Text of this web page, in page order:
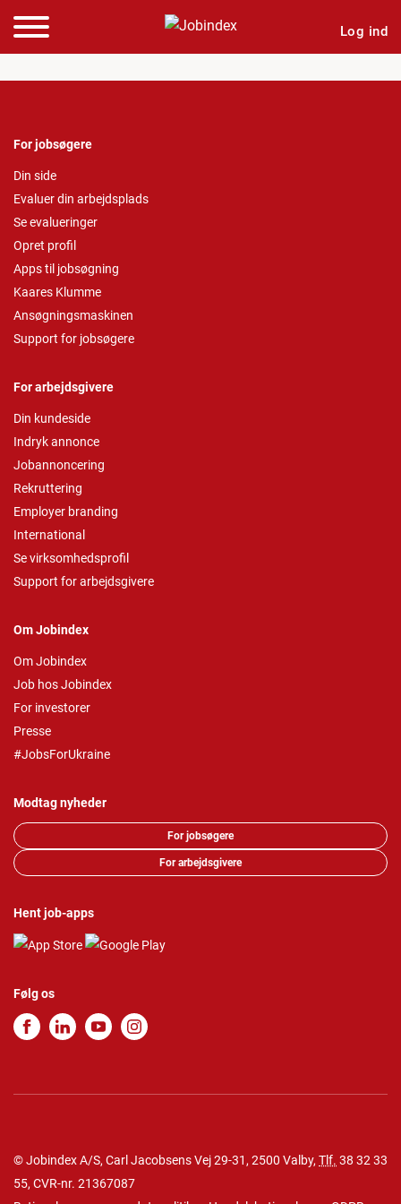
Log ind
For jobsøgere
Din side
Evaluer din arbejdsplads
Se evalueringer
Opret profil
Apps til jobsøgning
Kaares Klumme
Ansøgningsmaskinen
Support for jobsøgere
For arbejdsgivere
Din kundeside
Indryk annonce
Jobannoncering
Rekruttering
Employer branding
International
Se virksomhedsprofil
Support for arbejdsgivere
Om Jobindex
Om Jobindex
Job hos Jobindex
For investorer
Presse
#JobsForUkraine
Modtag nyheder
For jobsøgere
For arbejdsgivere
Hent job-apps
Følg os
© Jobindex A/S, Carl Jacobsens Vej 29-31, 2500 Valby, Tlf. 38 32 33
55, CVR-nr. 21367087